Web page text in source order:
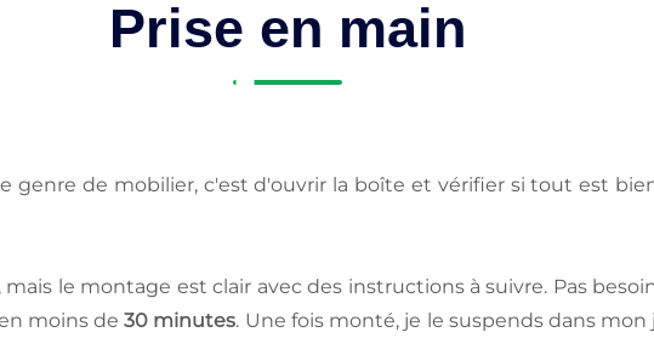
Prise en main
genre de mobilier, c'est d'ouvrir la boîte et vérifier si tout est
mais le montage est clair avec des instructions à suivre. Pas
moins de30 minutes. Une fois monté, je le suspends dans